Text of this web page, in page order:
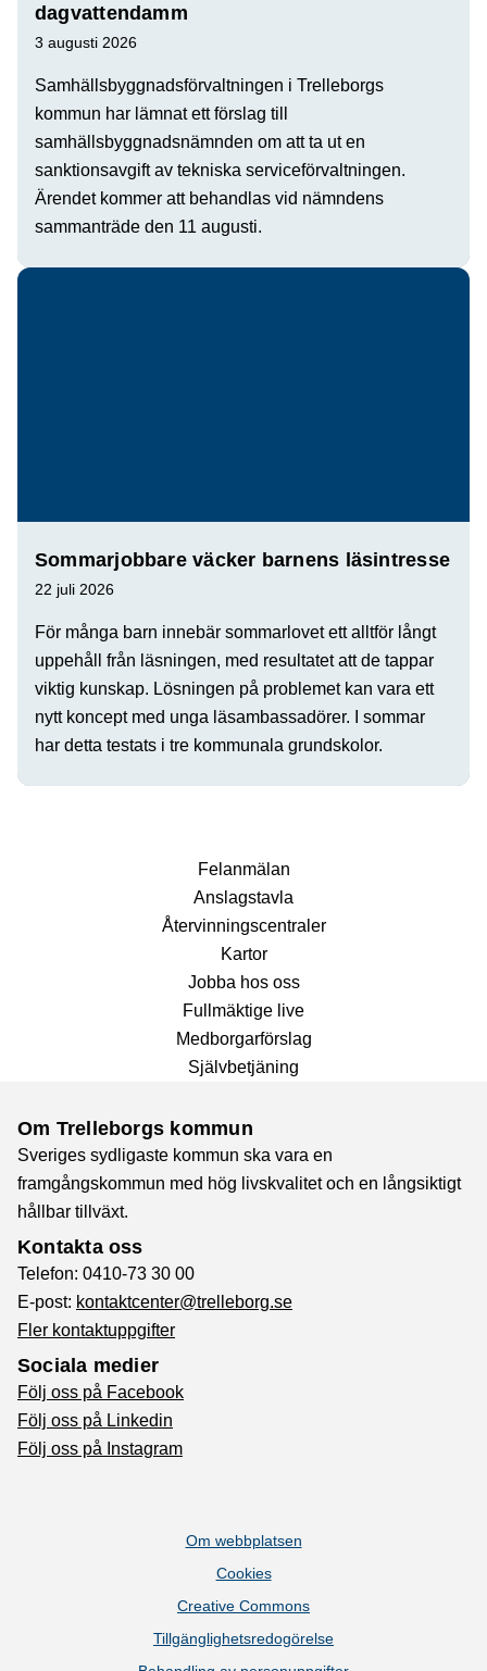
dagvattendamm
3 augusti 2026
Samhällsbyggnadsförvaltningen i Trelleborgs
kommun har lämnat ett förslag till
samhällsbyggnadsnämnden om att ta ut en
sanktionsavgift av tekniska serviceförvaltningen.
Ärendet kommer att behandlas vid nämndens
sammanträde den 11 augusti.
Sommarjobbare väcker barnens läsintresse
22 juli 2026
För många barn innebär sommarlovet ett alltför långt
uppehåll från läsningen, med resultatet att de tappar
viktig kunskap. Lösningen på problemet kan vara ett
nytt koncept med unga läsambassadörer. I sommar
har detta testats i tre kommunala grundskolor.
Fel­anmälan
Anslags­tavla
Återvinnings­centraler
Kartor
Jobba hos oss
Fullmäktige live
Medborgarförslag
Självbetjäning
Om Trelleborgs kommun
Sveriges sydligaste kommun ska vara en
framgångskommun med hög livskvalitet och en långsiktigt
hållbar tillväxt.
Kontakta oss
Telefon: 0410-73 30 00
E-post: kontaktcenter@trelleborg.se
Fler kontaktuppgifter
Sociala medier
Följ oss på Facebook
Följ oss på Linkedin
Följ oss på Instagram
Om webbplatsen
Cookies
Creative Commons
Tillgänglighetsredogörelse